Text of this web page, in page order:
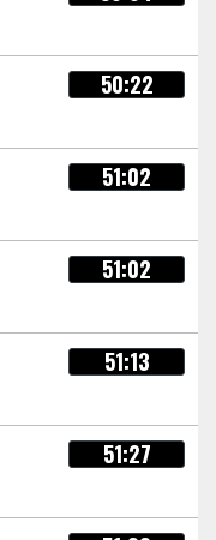
50:22
51:02
51:02
51:13
51:27